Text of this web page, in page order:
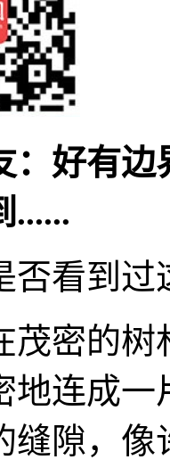
：好有
......
否看到过
茂密的树
地连成
缝隙，